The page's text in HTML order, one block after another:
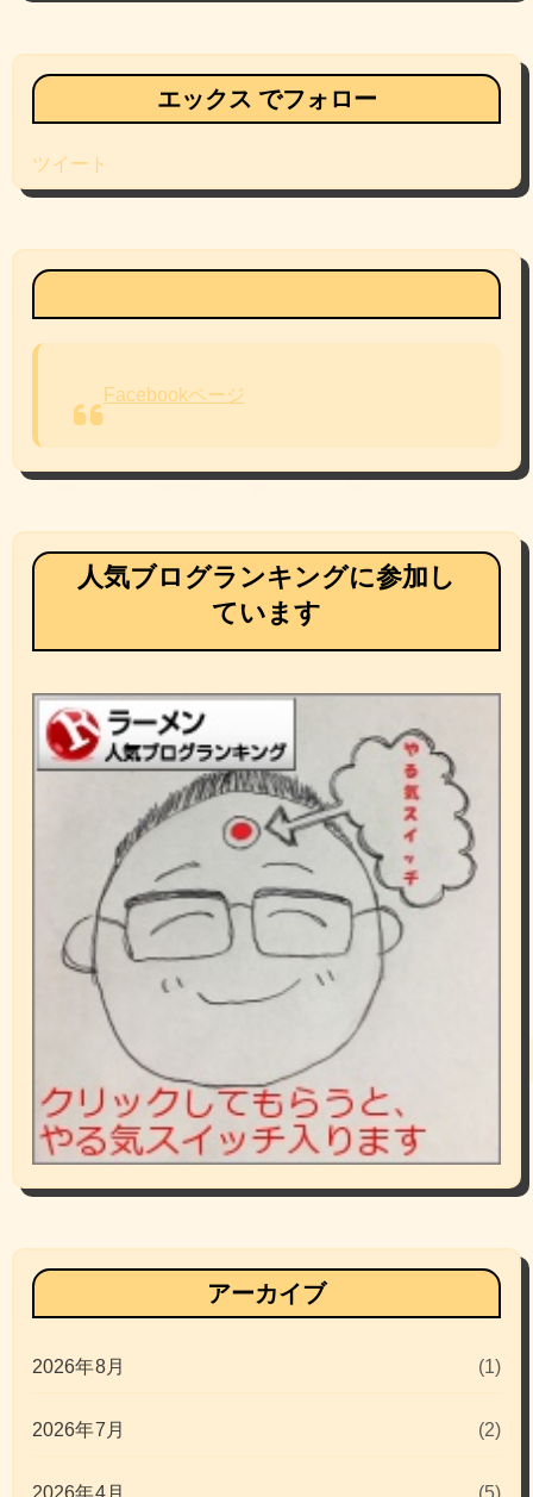
エックス でフォロー
ツイート
Facebookページ
人気ブログランキングに参加し
ています
アーカイブ
2026年8月 (1)
2026年7月 (2)